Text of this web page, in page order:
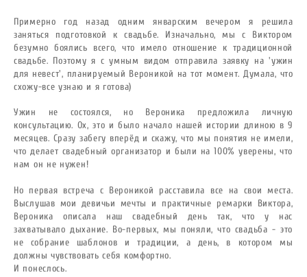
Примерно год назад одним январским вечером я решила
заняться подготовкой к свадьбе. Изначально, мы с Виктором
безумно боялись всего, что имело отношение к традиционной
свадьбе. Поэтому я с умным видом отправила заявку на 'ужин
для невест', планируемый Вероникой на тот момент. Думала, что
схожу-все узнаю и я готова)
Ужин не состоялся, но Вероника предложила личную
консультацию. Ох, это и было начало нашей истории длиною в 9
месяцев. Сразу забегу вперёд и скажу, что мы понятия не имели,
что делает свадебный организатор и были на 100% уверены, что
нам он не нужен!
Но первая встреча с Вероникой расставила все на свои места.
Выслушав мои девичьи мечты и практичные ремарки Виктора,
Вероника описала наш свадебный день так, что у нас
захватывало дыхание. Во-первых, мы поняли, что свадьба - это
не собрание шаблонов и традиции, а день, в котором мы
должны чувствовать себя комфортно.
И понеслось.